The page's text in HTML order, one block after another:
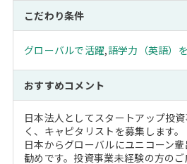
こだわり条件
グローバルで活躍,語学力（英語）
おすすめコメント
日本法人としてスタートアップ投
く、キャピタリストを募集します。
日本からグローバルにユニコーン
勧めです。投資事業未経験の方の